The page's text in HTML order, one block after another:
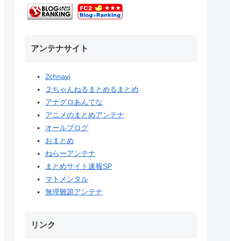
アンテナサイト
2chnavi
２ちゃんねるまとめるまとめ
アナグロあんてな
アニメのまとめアンテナ
オールブログ
おまとめ
ねらーアンテナ
まとめサイト速報SP
マトメンタル
無理難題アンテナ
リンク